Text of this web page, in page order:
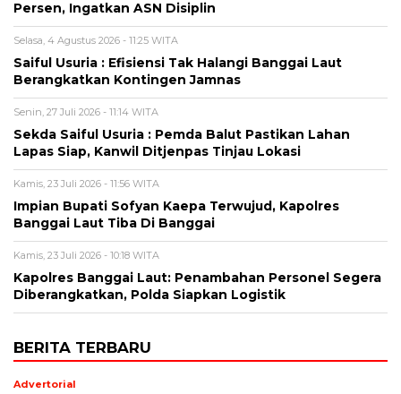
Persen, Ingatkan ASN Disiplin
Selasa, 4 Agustus 2026 - 11:25 WITA
Saiful Usuria : Efisiensi Tak Halangi Banggai Laut
Berangkatkan Kontingen Jamnas
Senin, 27 Juli 2026 - 11:14 WITA
Sekda Saiful Usuria : Pemda Balut Pastikan Lahan
Lapas Siap, Kanwil Ditjenpas Tinjau Lokasi
Kamis, 23 Juli 2026 - 11:56 WITA
Impian Bupati Sofyan Kaepa Terwujud, Kapolres
Banggai Laut Tiba Di Banggai
Kamis, 23 Juli 2026 - 10:18 WITA
Kapolres Banggai Laut: Penambahan Personel Segera
Diberangkatkan, Polda Siapkan Logistik
BERITA TERBARU
Advertorial